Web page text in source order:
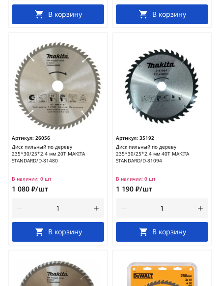
В корзину В корзину
Артикул: 26056
Диск пильный по дереву
235*30/25*2.4 мм 20Т MAKITA
STANDARD/D-81480
В наличии: 0 шт
1 080 ₽/шт
В корзину
Артикул: 35192
Диск пильный по дереву
235*30/25*2.4 мм 40Т MAKITA
STANDARD/D-81094
В наличии: 0 шт
1 190 ₽/шт
В корзину